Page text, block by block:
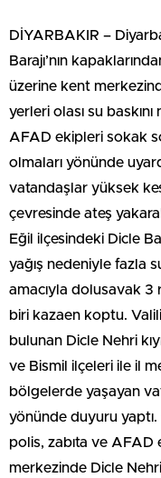
DİYARBAKIR –
Barajı’nın
üzerine kent
yerleri olası su
AFAD ekipleri sokak
olmaları yönünde
vatandaşlar yüksek
çevresinde ateş
Eğil ilçesindeki Dicle
yağış nedeniyle fazla
amacıyla dolusavak 3
biri kazaen koptu.
bulunan Dicle Nehri
ve Bismil ilçeleri ile il
bölgelerde yaşayan
yönünde duyuru
polis, zabıta ve AFAD
merkezinde Dicle